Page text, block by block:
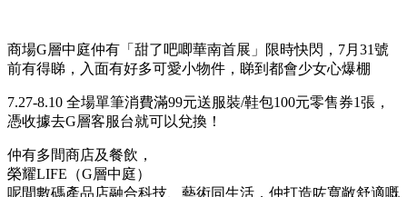
商場G層中庭仲有「甜了吧唧華南首展」限時快閃，7月31號
前有得睇，入面有好多可愛小物件，睇到都會少女心爆棚